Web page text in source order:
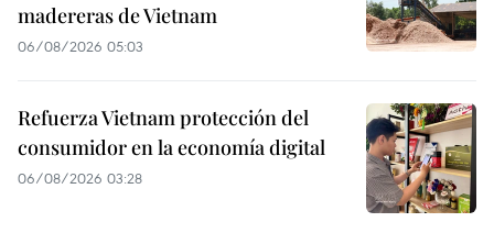
madereras de Vietnam
06/08/2026 05:03
Refuerza Vietnam protección del
consumidor en la economía digital
06/08/2026 03:28